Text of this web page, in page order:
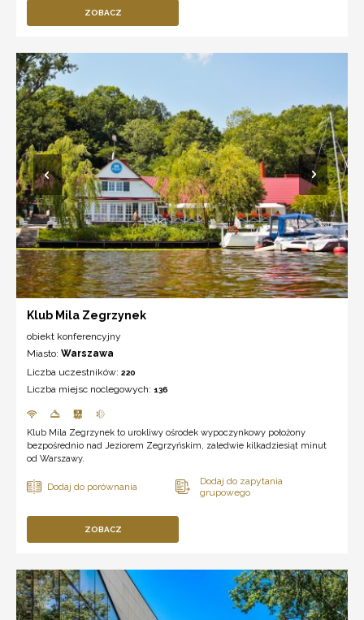
ZOBACZ
Klub Mila Zegrzynek
obiekt konferencyjny
Miasto: Warszawa
Liczba uczestników: 220
Liczba miejsc noclegowych: 136
Klub Mila Zegrzynek to urokliwy ośrodek wypoczynkowy położony
bezpośrednio nad Jeziorem Zegrzyńskim, zaledwie kilkadziesiąt minut
od Warszawy.
ZOBACZ